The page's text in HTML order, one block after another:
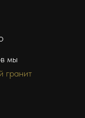
мы
гранит